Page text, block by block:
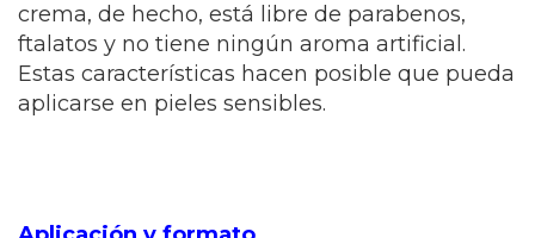
crema, de hecho, está libre de parabenos,
ftalatos y no tiene ningún aroma artificial.
Estas características hacen posible que pueda
aplicarse en pieles sensibles.